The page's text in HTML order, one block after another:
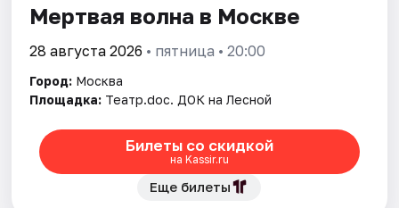
Мертвая волна в Москве
28 августа 2026 • пятница • 20:00
Город: Москва
Площадка: Театр.doc. ДОК на Лесной
Билеты со скидкой
на Kassir.ru
Еще билеты